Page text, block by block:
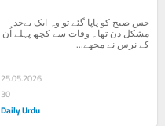
جس صبح کو پاپا گئے تو وہ ایک بےحد
کے نرس نے مجھے...
25.05.2026
30
Daily Urdu